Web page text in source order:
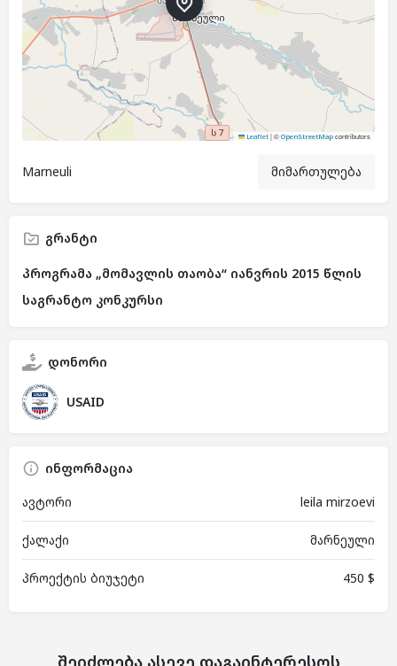
Leaflet |© OpenStreetMap contributors
Marneuli მიმართულება
გრანტი
პროგრამა „მომავლის თაობა“ იანვრის 2015 წლის
საგრანტო კონკურსი
დონორი
USAID
ინფორმაცია
ავტორი
leila mirzoevi
ქალაქი მარნეული
პროექტის ბიუჯეტი 450 $
შეიძლება ასევე დაგაინტერესოს